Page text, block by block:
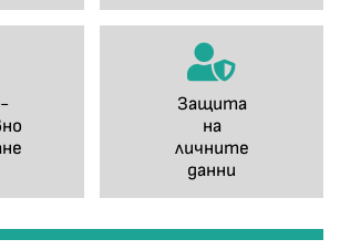
Защита
на
личните
данни